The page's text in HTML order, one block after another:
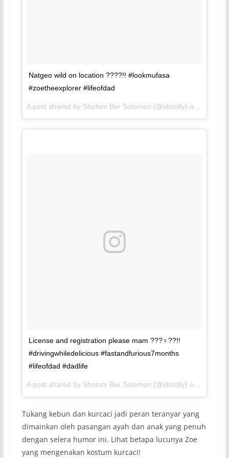
Natgeo wild on location ????!! #lookmufasa
#zoetheexplorer #lifeofdad
A post shared by Sholom Ber Solomon (@sbsolly) on
License and registration please mam ???‍♀️??!!
#drivingwhiledelicious #fastandfurious7months
#lifeofdad #dadlife
A post shared by Sholom Ber Solomon (@sbsolly) on May 3,
Tukang kebun dan kurcaci jadi peran teranyar yang
dimainkan oleh pasangan ayah dan anak yang penuh
dengan selera humor ini. Lihat betapa lucunya Zoe
yang mengenakan kostum kurcaci!